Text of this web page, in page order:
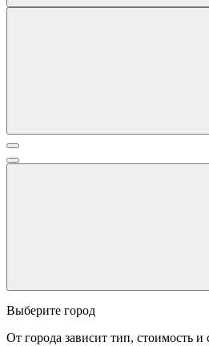
Выберите город
От города зависит тип, стоимость и